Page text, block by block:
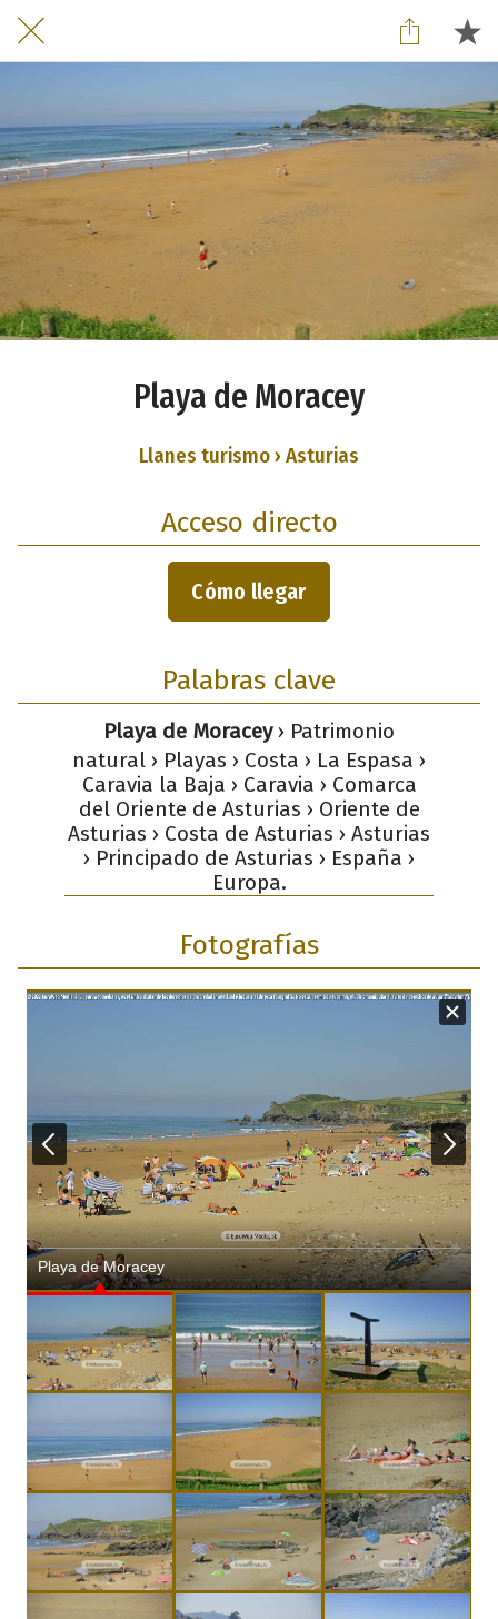
Playa de Moracey
Llanes turismo › Asturias
Acceso directo
Cómo llegar
Palabras clave
Playa de Moracey› Patrimonio
natural › Playas › Costa › La Espasa ›
Caravia la Baja › Caravia › Comarca
del Oriente de Asturias › Oriente de
Asturias › Costa de Asturias › Asturias
› Principado de Asturias › España ›
Europa.
Fotografías